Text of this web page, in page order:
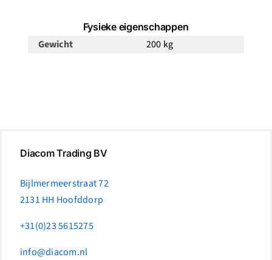
Fysieke eigenschappen
Gewicht 200 kg
Diacom Trading BV
Bijlmermeerstraat 72
2131 HH Hoofddorp
+31(0)23 5615275
info@diacom.nl